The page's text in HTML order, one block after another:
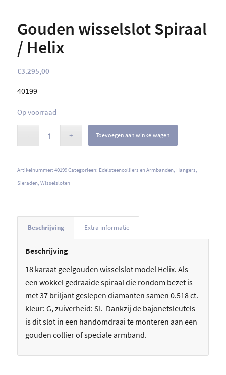
Gouden wisselslot Spiraal
/ Helix
€3.295,00
40199
Op voorraad
Toevoegen aan winkelwagen
Artikelnummer: 40199Categorieën: Edelsteencolliers en Armbanden, Hangers,
Sieraden, Wisselsloten
Beschrijving Extra informatie
Beschrijving
18 karaat geelgouden wisselslot model Helix. Als
een wokkel gedraaide spiraal die rondom bezet is
met 37 briljant geslepen diamanten samen 0.518 ct.
kleur: G, zuiverheid: SI. Dankzij de bajonetsleutels
is dit slot in een handomdraai te monteren aan een
gouden collier of speciale armband.